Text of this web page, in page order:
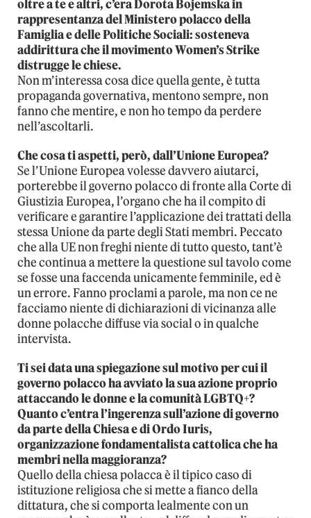
oltre a te e altri, c’era Dorota Bojemska in
rappresentanza del Ministero polacco della
Famiglia e delle Politiche Sociali: sosteneva
addirittura che il movimento Women’s Strike
distrugge le chiese.
Non m’interessa cosa dice quella gente, è tutta
propaganda governativa, mentono sempre, non
fanno che mentire, e non ho tempo da perdere
nell’ascoltarli.
Che cosa ti aspetti, però, dall’Unione Europea?
Se l’Unione Europea volesse davvero aiutarci,
porterebbe il governo polacco di fronte alla Corte di
Giustizia Europea, l’organo che ha il compito di
verificare e garantire l’applicazione dei trattati della
stessa Unione da parte degli Stati membri. Peccato
che alla UE non freghi niente di tutto questo, tant’è
che continua a mettere la questione sul tavolo come
se fosse una faccenda unicamente femminile, ed è
un errore. Fanno proclami a parole, ma non ce ne
facciamo niente di dichiarazioni di vicinanza alle
donne polacche diffuse via social o in qualche
intervista.
Ti sei data una spiegazione sul motivo per cui il
governo polacco ha avviato la sua azione proprio
attaccando le donne e la comunità LGBTQ+?
Quanto c’entra l’ingerenza sull’azione di governo
da parte della Chiesa e di Ordo Iuris,
organizzazione fondamentalista cattolica che ha
membri nella maggioranza?
Quello della chiesa polacca è il tipico caso di
istituzione religiosa che si mette a fianco della
dittatura, che si comporta lealmente con un